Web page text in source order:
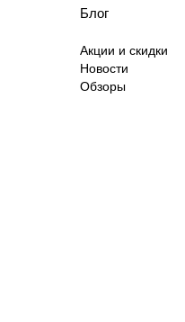
Блог
Акции и скидки
Новости
Обзоры